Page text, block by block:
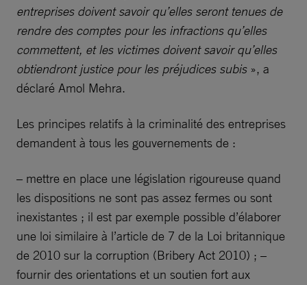
entreprises doivent savoir qu’elles seront tenues de
rendre des comptes pour les infractions qu’elles
commettent, et les victimes doivent savoir qu’elles
obtiendront justice pour les préjudices subis», a
déclaré Amol Mehra.
Les principes relatifs à la criminalité des entreprises
demandent à tous les gouvernements de :
– mettre en place une législation rigoureuse quand
les dispositions ne sont pas assez fermes ou sont
inexistantes ; il est par exemple possible d’élaborer
une loi similaire à l’article de 7 de la Loi britannique
de 2010 sur la corruption (Bribery Act 2010) ; –
fournir des orientations et un soutien fort aux